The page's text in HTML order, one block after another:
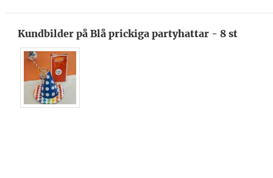
Kundbilder på Blå prickiga partyhattar - 8 st